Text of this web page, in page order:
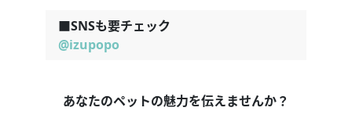
■SNSも要チェック
@izupopo
あなたのペットの魅力を伝えませんか？